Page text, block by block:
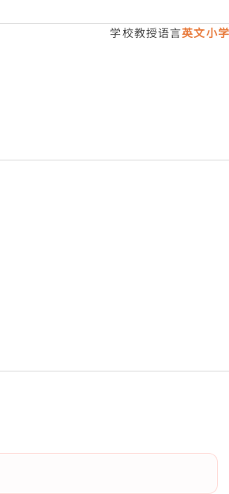
学校教授语言英文小学